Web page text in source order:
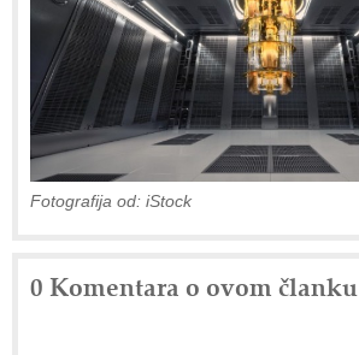
Fotografija od: iStock
0 Komentara o ovom članku